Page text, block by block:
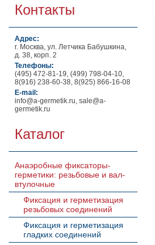
Контакты
Адрес:
г. Москва, ул. Летчика Бабушкина,
д. 38, корп. 2
Телефоны:
(495) 472-81-19, (499) 798-04-10,
8(916) 238-60-38, 8(925) 866-16-08
E-mail:
info@a-germetik.ru, sale@a-
germetik.ru
Каталог
Анаэробные фиксаторы-
герметики: резьбовые и вал-
втулочные
Фиксация и герметизация
резьбовых соединений
Фиксация и герметизация
гладких соединений